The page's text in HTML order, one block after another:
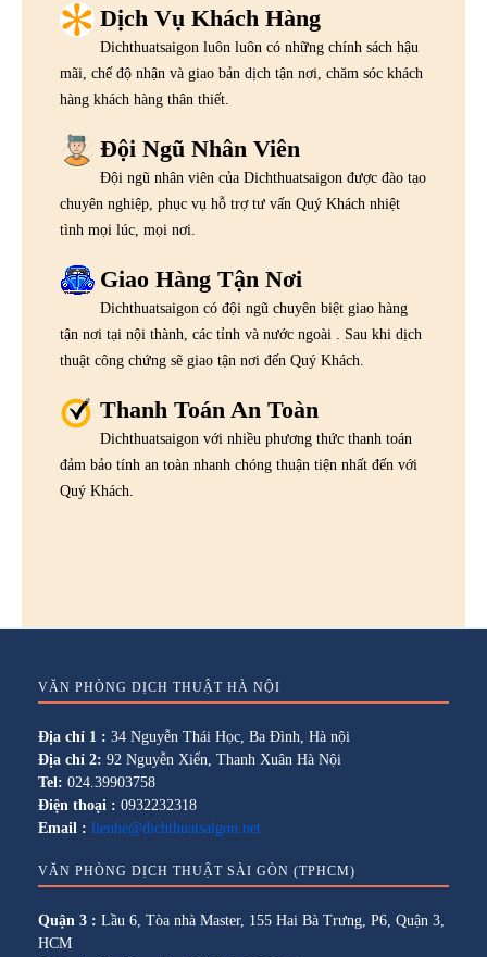
Dịch Vụ Khách Hàng
Dichthuatsaigon luôn luôn có những chính sách hậu
mãi, chế độ nhận và giao bản dịch tận nơi, chăm sóc khách
hàng khách hàng thân thiết.
Đội Ngũ Nhân Viên
Đội ngũ nhân viên của Dichthuatsaigon được đào tạo
chuyên nghiệp, phục vụ hỗ trợ tư vấn Quý Khách nhiệt
tình mọi lúc, mọi nơi.
Giao Hàng Tận Nơi
Dichthuatsaigon có đội ngũ chuyên biệt giao hàng
tận nơi tại nội thành, các tỉnh và nước ngoài . Sau khi dịch
thuật công chứng sẽ giao tận nơi đến Quý Khách.
Thanh Toán An Toàn
Dichthuatsaigon với nhiều phương thức thanh toán
đảm bảo tính an toàn nhanh chóng thuận tiện nhất đến với
Quý Khách.
VĂN PHÒNG DỊCH THUẬT HÀ NỘI
Địa chỉ 1 : 34 Nguyễn Thái Học, Ba Đình, Hà nội
Địa chỉ 2: 92 Nguyễn Xiển, Thanh Xuân Hà Nội
Tel: 024.39903758
Điện thoại : 0932232318
Email : lienhe@dichthuatsaigon.net
VĂN PHÒNG DỊCH THUẬT SÀI GÒN (TPHCM)
Quận 3 : Lầu 6, Tòa nhà Master, 155 Hai Bà Trưng, P6, Quận 3,
HCM